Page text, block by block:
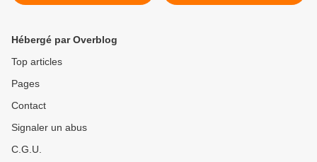
2016 (J+2638 après le vote
après le vote négatif
Hébergé par Overblog
Top articles
Pages
Contact
Signaler un abus
C.G.U.